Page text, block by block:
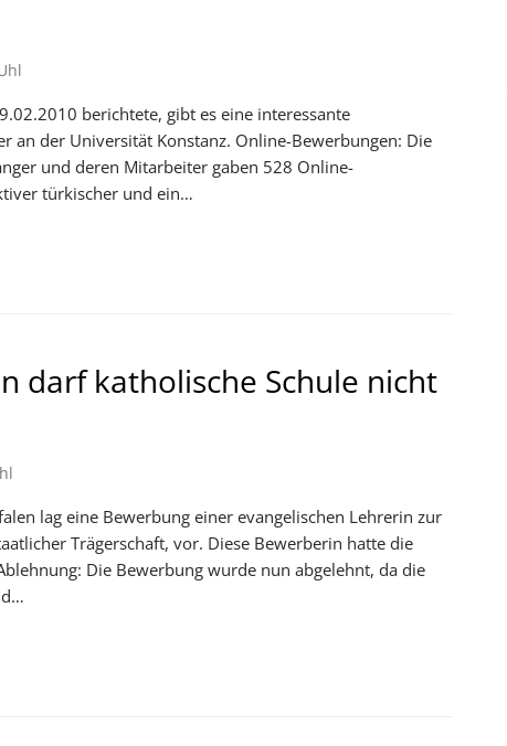
berichtete, gibt es eine interessante
an der Universität Konstanz. Online-Bewerbungen: Die
und deren Mitarbeiter gaben 528 Online-
türkischer und ein…
darf katholische Schule nicht
lag eine Bewerbung einer evangelischen Lehrerin zur
Trägerschaft, vor. Diese Bewerberin hatte die
Die Bewerbung wurde nun abgelehnt, da die